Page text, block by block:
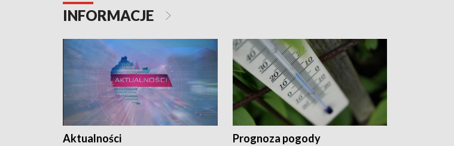
INFORMACJE
Aktualności Prognoza pogody